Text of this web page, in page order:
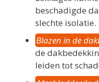
beschadigde
slechte isolatie.
Blazen in de
de
leiden tot